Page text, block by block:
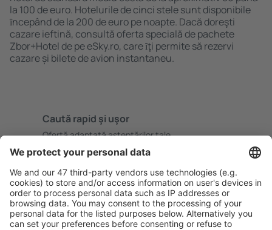
la 100 de euro. Hotelurile de cinci stele sunt disponibile
ȋncepând de la 200 de euro pe noapte. Dacă doreşti
cazare ieftină, consultă oferta specială de pachete
Zbor+Hotel de pe eSky.ro, care ȋţi permite să rezervi
cazare și bilete de avion instantaneu.
Caută rapid şi uşor
Ofertă adaptată aşteptărilor tale.
Planifică ȋn siguranţă
Rezervare fără griji cu opțiune gratuită de anulare.
Economiseşte mai mult